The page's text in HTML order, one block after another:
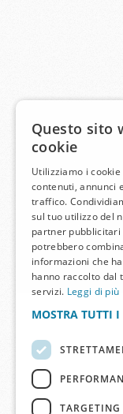
Questo sito
cookie
Utilizziamo i
contenuti, annunci
traffico.
sul tuo utilizzo del
partner pubblicitari
potrebbero
informazioni che
hanno raccolto dal
servizi. Leggi di più
MOSTRA TUTTI I
TARGETING